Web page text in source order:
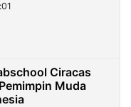
Ciracas
Muda